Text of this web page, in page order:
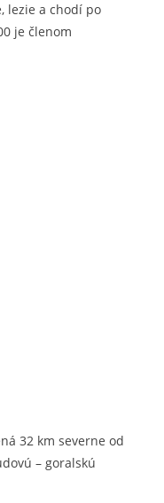
lezie a chodí po
je členom
32 km severne od
– goralskú